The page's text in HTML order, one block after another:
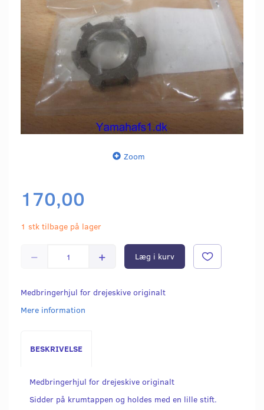
Zoom
170,00
1 stk tilbage på lager
Læg i kurv
Medbringerhjul for drejeskive originalt
Mere information
BESKRIVELSE
Medbringerhjul for drejeskive originalt
Sidder på krumtappen og holdes med en lille stift.